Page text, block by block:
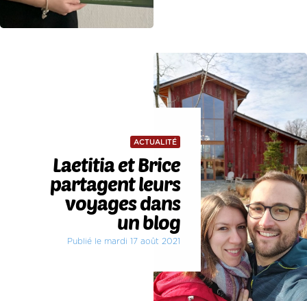
ACTUALITÉ
Laetitia et Brice
partagent leurs
voyages dans
un blog
Publié le mardi 17 août 2021